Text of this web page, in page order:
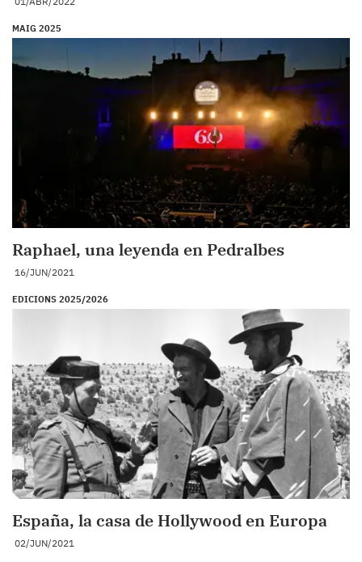
MAIG 2025
Raphael, una leyenda en Pedralbes
16/JUN/2021
EDICIONS 2025/2026
España, la casa de Hollywood en Europa
02/JUN/2021